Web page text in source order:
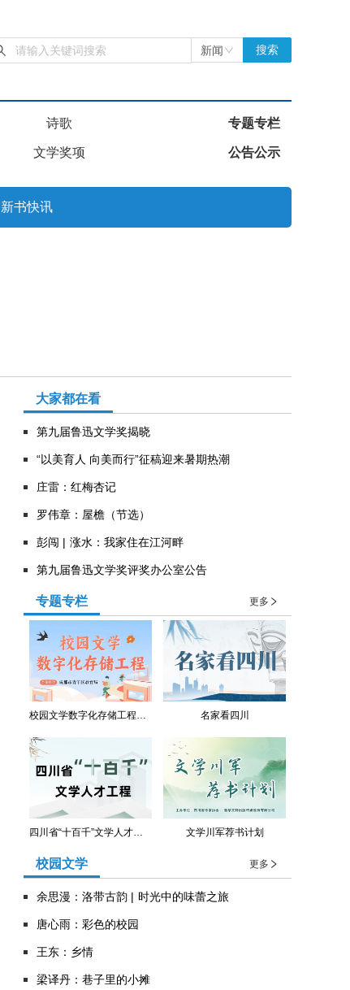
新闻 搜索
诗歌 专题专栏
文学奖项 公告公示
新书快讯
大家都在看
第九届鲁迅文学奖揭晓
“以美育人 向美而行”征稿迎来暑期热潮
庄雷：红梅杏记
罗伟章：屋檐（节选）
彭闯 | 涨水：我家住在江河畔
第九届鲁迅文学奖评奖办公室公告
专题专栏 更多
校园文学数字化存储工程（青羊区教育局） 名家看四川
四川省“十百千”文学人才工程 文学川军荐书计划
校园文学 更多
余思漫：洛带古韵 | 时光中的味蕾之旅
唐心雨：彩色的校园
王东：乡情
​梁译丹：巷子里的小摊